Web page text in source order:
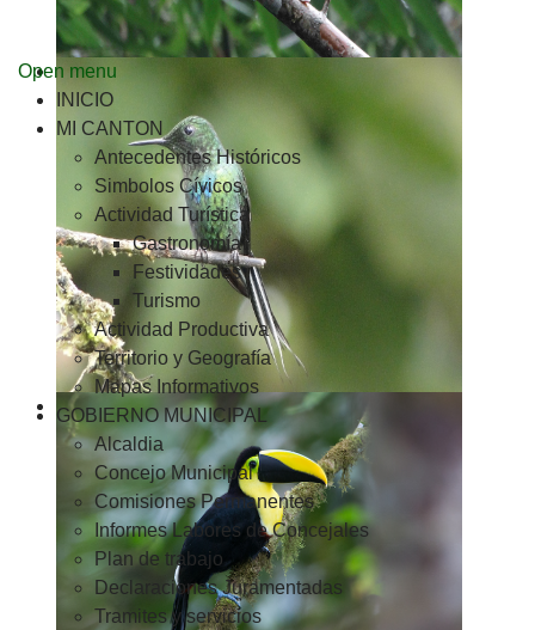
Open menu
INICIO
MI CANTON
Antecedentes Históricos
Simbolos Cívicos
Actividad Turística
Gastronomía
Festividades
Turismo
Actividad Productiva
Territorio y Geografía
Mapas Informativos
GOBIERNO MUNICIPAL
Alcaldia
Concejo Municipal
Comisiones Permanentes
Informes Labores de Concejales
Plan de trabajo
Declaraciones Juramentadas
Tramites y servicios